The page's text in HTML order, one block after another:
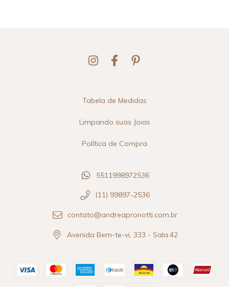
Tabela de Medidas
Limpando suas Joias
Política de Compra
5511998972536
(11) 99897-2536
contato@andreapronotti.com.br
Avenida Bem-te-vi, 333 - Sala.42